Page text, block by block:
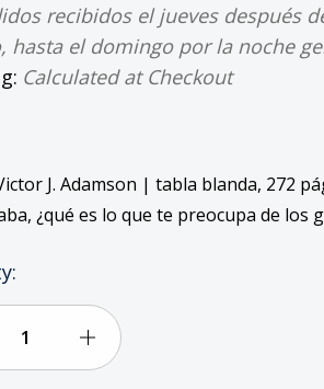
recibidos el jueves después
hasta el domingo por la noche
Calculated at Checkout
J. Adamson | tabla blanda, 272
¿qué es lo que te preocupa de los
Increase